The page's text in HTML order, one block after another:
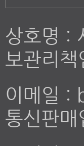
상호명 :
보관리
이메일
통신판